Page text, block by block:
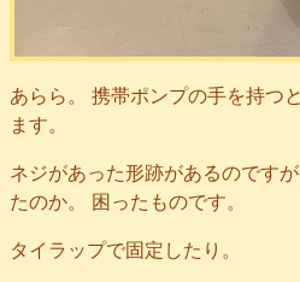
あらら。 携帯ポンプの手を持つ
ます。
ネジがあった形跡があるのです
たのか。 困ったものです。
タイラップで固定したり。